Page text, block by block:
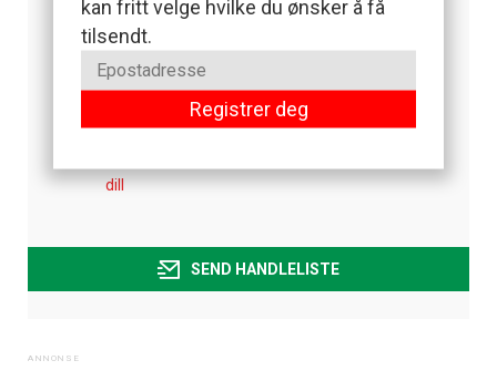
kan fritt velge hvilke du ønsker å få
tilsendt.
Registrer deg
svarte valmuefrø
raksik
tomater
purre
dill
SEND HANDLELISTE